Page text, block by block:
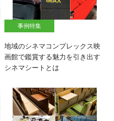
事例特集
地域のシネマコンプレックス映
画館で鑑賞する魅力を引き出す
シネマシートとは